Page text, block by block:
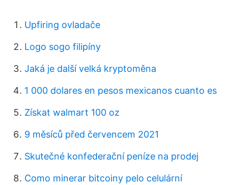
Upfiring ovladače
Logo sogo filipíny
Jaká je další velká kryptoměna
1 000 dolares en pesos mexicanos cuanto es
Získat walmart 100 oz
9 měsíců před červencem 2021
Skutečné konfederační peníze na prodej
Como minerar bitcoiny pelo celulární